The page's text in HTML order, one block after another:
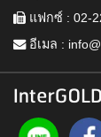
แฟกซ์ : 02-
อีเมล :